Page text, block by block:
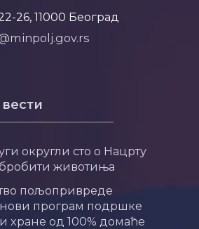
26, 11000 Београд
вести
округли сто о Нацрту
животиња
пољопривреде
програм подршке
хране од 100% домаће